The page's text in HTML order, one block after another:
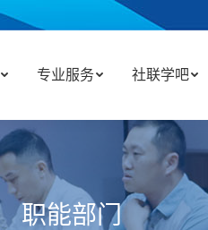
专业服务 社联学吧
职能部门